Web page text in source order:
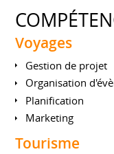
Voyages
Gestion de projet
Organisation
Planification
Marketing
Tourisme